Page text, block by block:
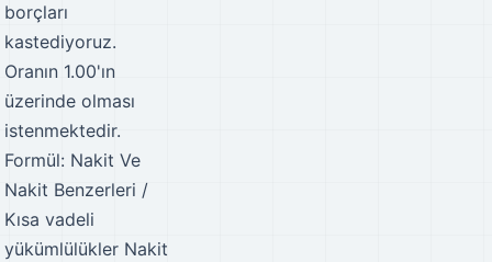
borçları
kastediyoruz.
Oranın 1.00'ın
üzerinde olması
istenmektedir.
Formül: Nakit Ve
Nakit Benzerleri /
Kısa vadeli
yükümlülükler Nakit